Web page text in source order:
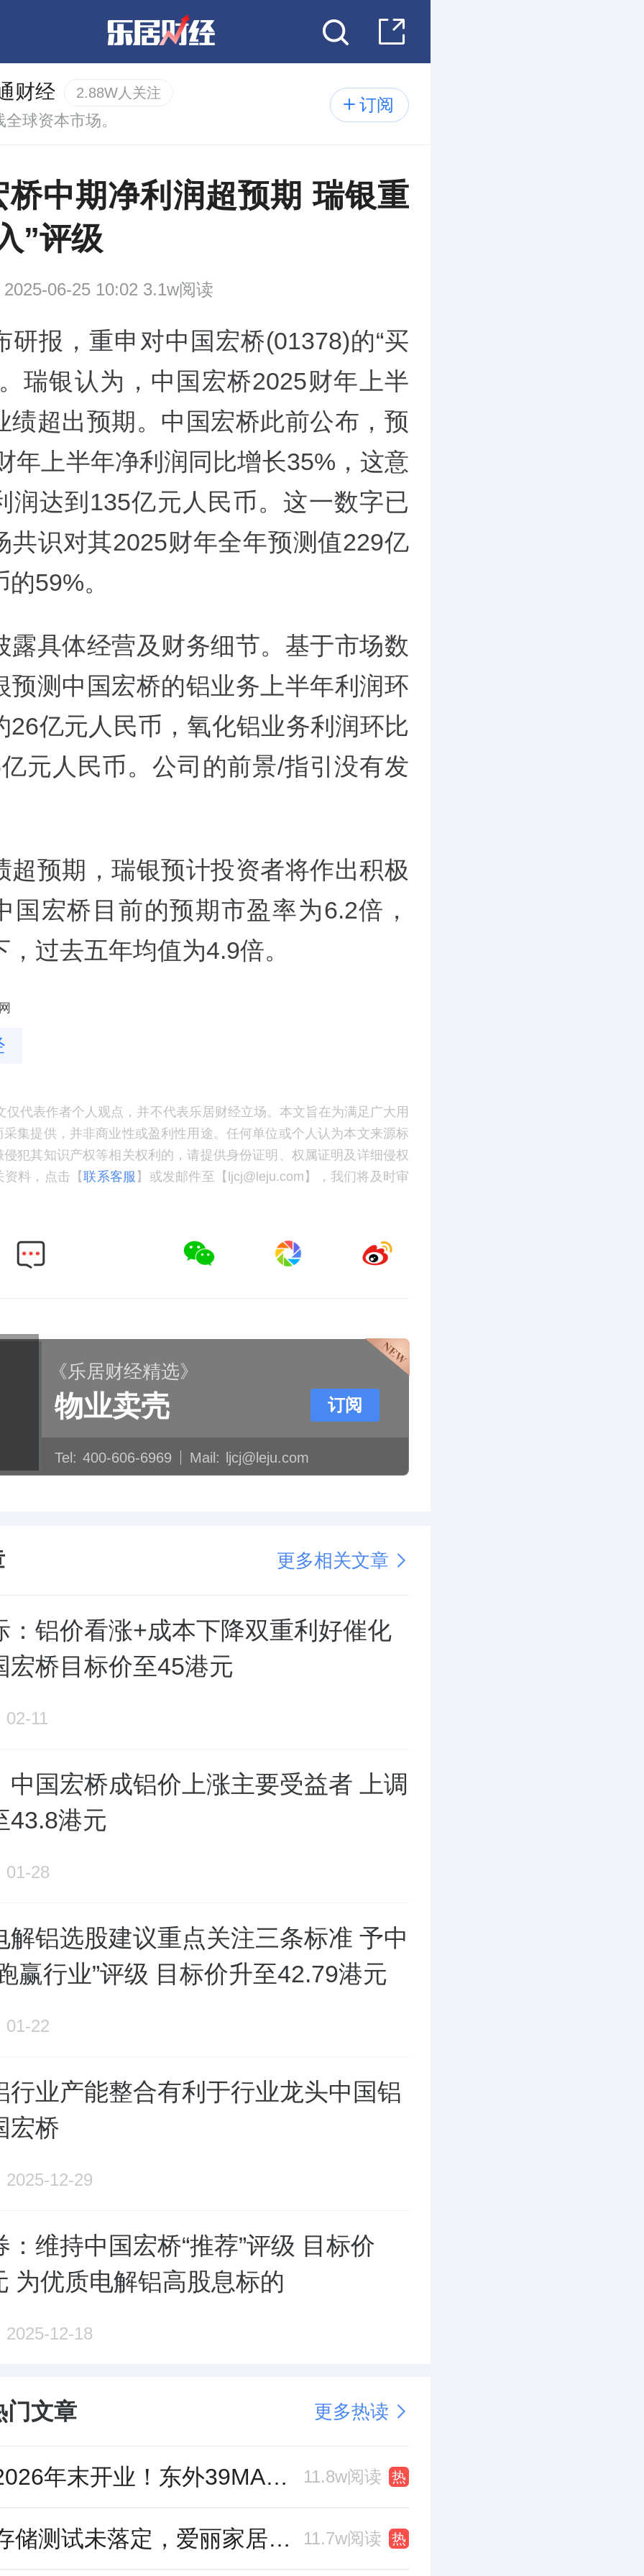
订阅
财经 2.88W人关注
全球资本市场。
桥中期净利润超预期 瑞银重
”评级
2025-06-25 10:02 3.1w阅读
研报，重申对中国宏桥(01378)的“买
瑞银认为，中国宏桥2025财年上半
绩超出预期。中国宏桥此前公布，预
年上半年净利润同比增长35%，这意
润达到135亿元人民币。这一数字已
共识对其2025财年全年预测值229亿
59%。
露具体经营及财务细节。基于市场数
预测中国宏桥的铝业务上半年利润环
26亿元人民币，氧化铝业务利润环比
元人民币。公司的前景/指引没有发
超预期，瑞银预计投资者将作出积极
国宏桥目前的预期市盈率为6.2倍，
，过去五年均值为4.9倍。
仅代表作者个人观点，并不代表乐居财经立场。本文旨在为满足广大用
集提供，并非商业性或盈利性用途。任何单位或个人认为本文来源标
犯其知识产权等相关权利的，请提供身份证明、权属证明及详细侵权
资料，点击【联系客服 】或发邮件至【ljcj@leju.com】，我们将及时审
《乐居财经精选》
物业卖壳
Tel: 400-606-6969 Mail: ljcj@leju.com
订阅
更多相关文章
：铝价看涨+成本下降双重利好催化
宏桥目标价至45港元
02-11
中国宏桥成铝价上涨主要受益者 上调
43.8港元
01-28
解铝选股建议重点关注三条标准 予中
赢行业”评级 目标价升至42.79港元
01-22
行业产能整合有利于行业龙头中国铝
宏桥
2025-12-29
：维持中国宏桥“推荐”评级 目标价
为优质电解铝高股息标的
2025-12-18
门文章 更多热读
冲刺2026年末开业！东外39MALL全球招商启幕，重构东直门商圈格局 11.8w阅读 热
跨界存储测试未落定，爱丽家居复牌前自揭多重风险 11.7w阅读 热